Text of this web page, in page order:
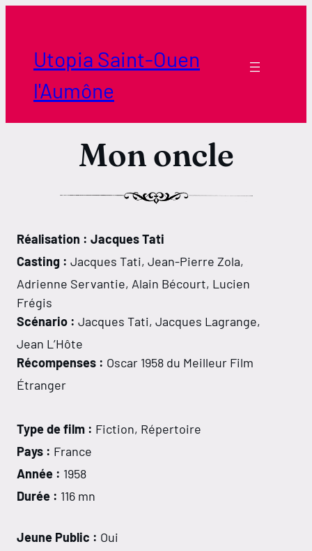
contenuUtopia Saint-Ouen
l'Aumône
Mon oncle
Réalisation : Jacques Tati
Casting : Jacques Tati, Jean-Pierre Zola,
Adrienne Servantie, Alain Bécourt, Lucien
Frégis
Scénario : Jacques Tati, Jacques Lagrange,
Jean L’Hôte
Récompenses : Oscar 1958 du Meilleur Film
Étranger
Type de film : Fiction, Répertoire
Pays : France
Année : 1958
Durée : 116 mn
Jeune Public : Oui